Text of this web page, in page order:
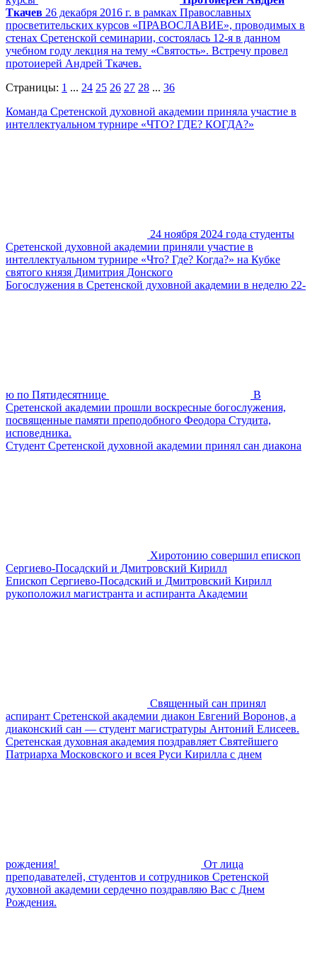
Ткачев 26 декабря 2016 г. в рамках Православных
просветительских курсов «ПРАВОСЛАВИЕ», проводимых в
стенах Сретенской семинарии, состоялась 12-я в данном
учебном году лекция на тему «Святость». Встречу провел
протоиерей Андрей Ткачев.
Страницы: 1 ... 24 25 26 27 28 ... 36
Команда Сретенской духовной академии приняла участие в
интеллектуальном турнире «ЧТО? ГДЕ? КОГДА?»
24 ноября 2024 года студенты
Сретенской духовной академии приняли участие в
интеллектуальном турнире «Что? Где? Когда?» на Кубке
святого князя Димитрия Донского
Богослужения в Сретенской духовной академии в неделю 22-
ю по Пятидесятнице
В
Сретенской академии прошли воскресные богослужения,
посвященные памяти преподобного Феодора Студита,
исповедника.
Студент Сретенской духовной академии принял сан диакона
Хиротонию совершил епископ
Сергиево-Посадский и Дмитровский Кирилл
Епископ Сергиево-Посадский и Дмитровский Кирилл
рукоположил магистранта и аспиранта Академии
Священный сан принял
аспирант Сретенской академии диакон Евгений Воронов, а
диаконский сан — студент магистратуры Антоний Елисеев.
Сретенская духовная академия поздравляет Святейшего
Патриарха Московского и всея Руси Кирилла с днем
рождения!
От лица
преподавателей, студентов и сотрудников Сретенской
духовной академии сердечно поздравляю Вас с Днем
Рождения.